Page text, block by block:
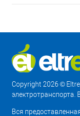
Copyright 2026 ©
Вся